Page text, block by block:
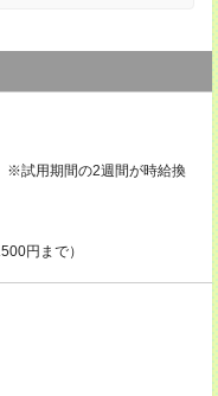
※試用期間の2週間が時給換
円まで）